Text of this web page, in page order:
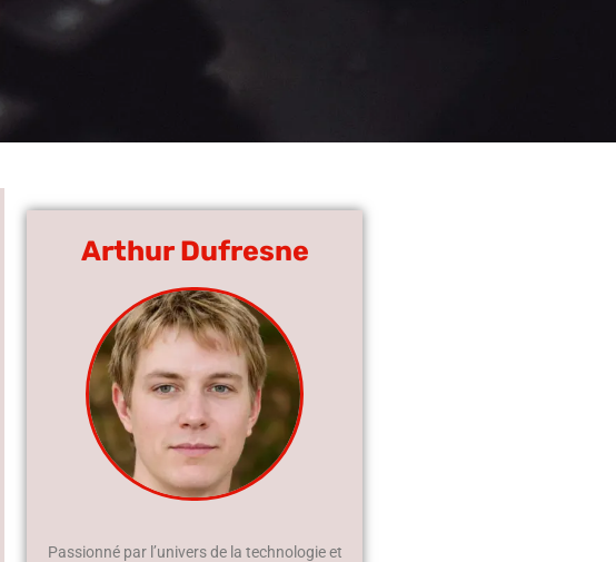
Arthur Dufresne
Passionné par l’univers de la technologie et